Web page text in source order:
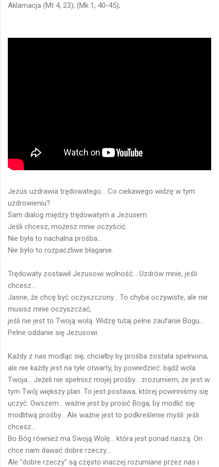
Aklamacja (Mt 4, 23); (Mk 1, 40-45);
Jezus uzdrawia trędowatego... Co ciekawego widzę w tym
uzdrowieniu?
Sam dialog między trędowatym a Jezusem.
Jeśli chcesz, możesz mnie oczyścić.
Nie była to nachalna prośba...
Nie było to rozpaczliwe błaganie.
Trędowaty zostawił Jezusowi wolność... Uzdrów mnie, jeśli
chcesz...
Jasne, że chcę być oczyszczony... To chyba oczywiste, ale nie
musisz mnie oczyszczać,
jeśli nie jest to Twoją wolą. Widzę tutaj pełne zaufanie Bogu...
Pełne oddanie się Jezusowi.
Każdy z nas modląc się, chciałby by prośba została spełniona,
ale nie każdy jest na tyle otwarty, by powiedzieć: bądź wola
Twoja... Jeżeli nie spełnisz mojej prośby... zrozumiem, że jest w
tym Twój większy plan. To jest postawa, której powinniśmy się
uczyć. Owszem... ważne jest by prosić Boga, by modlić się
modlitwą prośby... Ale ważne jest to podkreślenie myśli: jeśli
chcesz...
Bo Bóg również ma Swoją Wolę... która jest ponad naszą. On
chce nam dawać dobre rzeczy...
Ale "dobre rzeczy" są często inaczej rozumiane przez nas i